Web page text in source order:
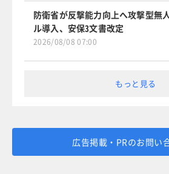
防衛省が反撃能力向上へ攻撃型無
ル導入、安保3文書改定
2026/08/08 07:00
もっと見る
広告掲載・PRのお問い